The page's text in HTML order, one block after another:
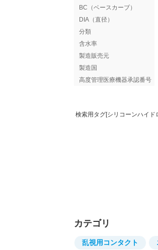
BC（ベースカーブ）
DIA（直径）
分類
含水率
製造販売元
製造国
高度管理医療機器承認番号
検索用タグ[シリコーンハイド
カテゴリ
乱視用コンタクト